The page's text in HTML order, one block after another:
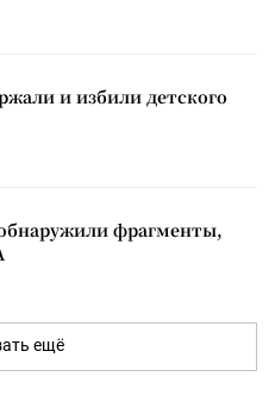
и избили детского
фрагменты,
ещё